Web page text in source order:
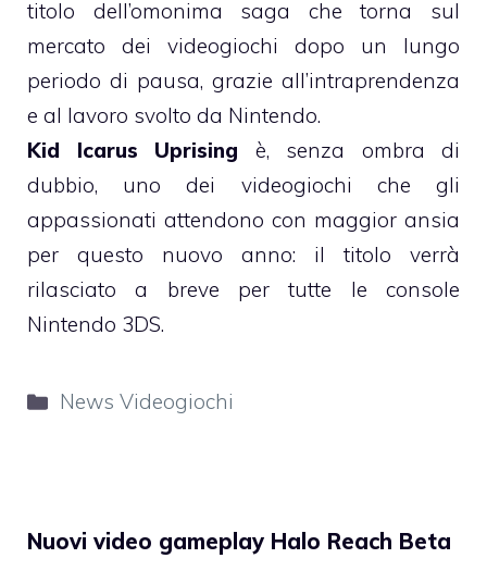
titolo dell’omonima saga che torna sul
mercato dei videogiochi dopo un lungo
periodo di pausa, grazie all’intraprendenza
e al lavoro svolto da Nintendo.
Kid Icarus Uprising è, senza ombra di
dubbio, uno dei videogiochi che gli
appassionati attendono con maggior ansia
per questo nuovo anno: il titolo verrà
rilasciato a breve per tutte le console
Nintendo 3DS.
Categorie
News Videogiochi
Nuovi video gameplay Halo Reach Beta